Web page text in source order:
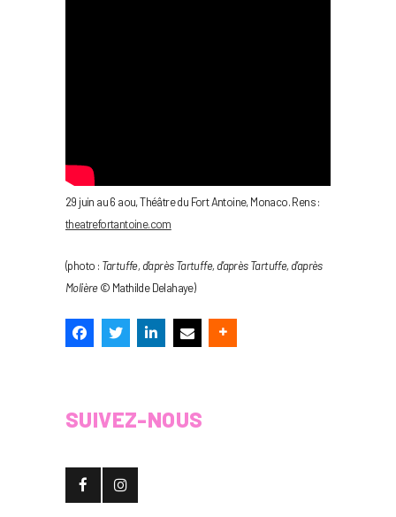
29 juin au 6 aou, Théâtre du Fort Antoine, Monaco. Rens :
theatrefortantoine.com
(photo : Tartuffe, d’après Tartuffe, d’après Tartuffe, d’après
Molière© Mathilde Delahaye)
SUIVEZ-NOUS